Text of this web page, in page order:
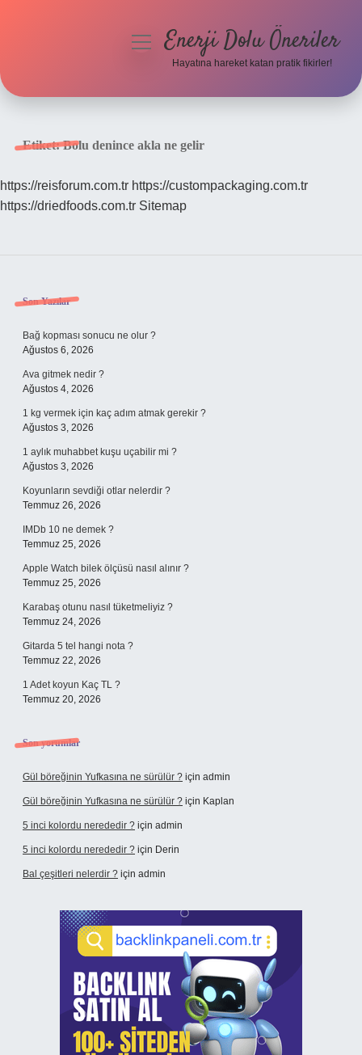
Hakkımızda
menüyüEnerji Dolu Öneriler
Hayatına hareket katan pratik fikirler!
Etiket:Bolu denince akla ne gelir
https://reisforum.com.tr https://custompackaging.com.tr
https://driedfoods.com.tr Sitemap
Sidebar
Son Yazılar
Bağ kopması sonucu ne olur ?
Ağustos 6, 2026
Ava gitmek nedir ?
Ağustos 4, 2026
1 kg vermek için kaç adım atmak gerekir ?
Ağustos 3, 2026
1 aylık muhabbet kuşu uçabilir mi ?
Ağustos 3, 2026
Koyunların sevdiği otlar nelerdir ?
Temmuz 26, 2026
IMDb 10 ne demek ?
Temmuz 25, 2026
Apple Watch bilek ölçüsü nasıl alınır ?
Temmuz 25, 2026
Karabaş otunu nasıl tüketmeliyiz ?
Temmuz 24, 2026
Gitarda 5 tel hangi nota ?
Temmuz 22, 2026
1 Adet koyun Kaç TL ?
Temmuz 20, 2026
Son yorumlar
Gül böreğinin Yufkasına ne sürülür ? için admin
Gül böreğinin Yufkasına ne sürülür ? için Kaplan
5 inci kolordu nerededir ? için admin
5 inci kolordu nerededir ? için Derin
Bal çeşitleri nelerdir ? için admin